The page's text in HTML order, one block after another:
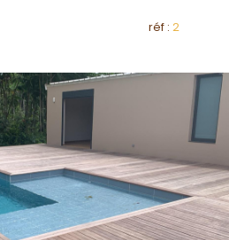
réf : 2